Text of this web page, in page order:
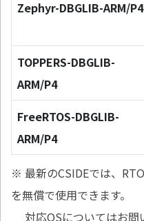
Zephyr-DBGLIB-ARM/P4
TOPPERS-DBGLIB-
ARM/P4
FreeRTOS-DBGLIB-
ARM/P4
※ 最新のCSIDEでは、
を無償で使用できます。
対応OSについてはお問